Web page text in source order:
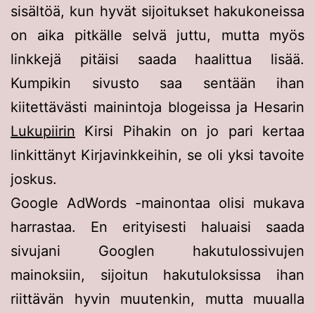
sisältöä, kun hyvät sijoitukset hakukoneissa
on aika pitkälle selvä juttu, mutta myös
linkkejä pitäisi saada haalittua lisää.
Kumpikin sivusto saa sentään ihan
kiitettävästi mainintoja blogeissa ja Hesarin
Lukupiirin Kirsi Pihakin on jo pari kertaa
linkittänyt Kirjavinkkeihin, se oli yksi tavoite
joskus.
Google AdWords -mainontaa olisi mukava
harrastaa. En erityisesti haluaisi saada
sivujani Googlen hakutulossivujen
mainoksiin, sijoitun hakutuloksissa ihan
riittävän hyvin muutenkin, mutta muualla